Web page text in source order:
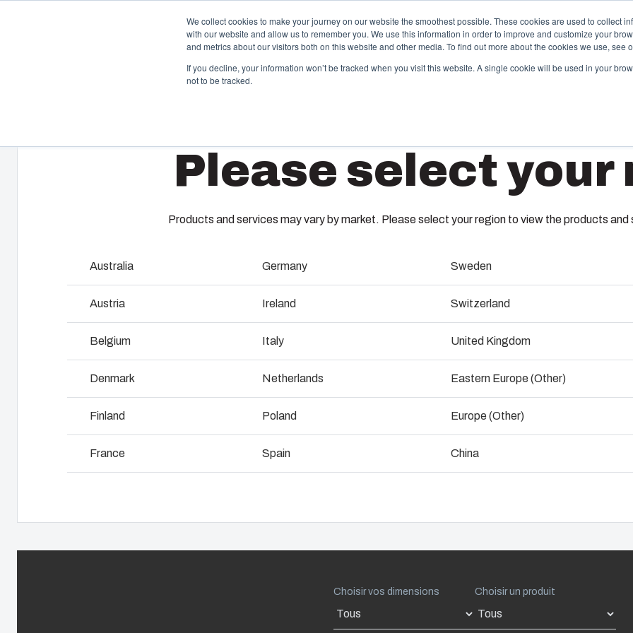
We collect cookies to make your journey on our website the smoothest possible. These cookies are used to collect
with our website and allow us to remember you. We use this information in order to improve and customize your
and metrics about our visitors both on this website and other media. To find out more about the cookies we use, see
If you decline, your information won’t be tracked when you visit this website. A single cookie will be used in your
not to be tracked.
Offre et servicesPartenaires RessourcesA propos de Fibox
Notre gamme de boîtiers et de coffrets s’adapte à
toutes les situations et à tous les environnements.
Chez Fibox, nos produits sont réputés pour leur
Fibox pour protéger vos innovations.
Recherche de produits
Personnalisation des boîtiers
Pourquoi utilise -t-on le polycarbonate?
A travers ses catalogues, Fibox propose une large
gamme de boîtiers et de coffrets plastiques standard.
En tant que spécialiste de l’injection plastique, Fibox
conception de votre moule, dans la production de vos
Industrialisation et production
Logistique et stockage
Nous
et de
production
Gestion
Please select your
Products and services may vary by market. Please select your region to view the products and
Australia
Austria
Belgium
Denmark
Finland
France
Germany
Ireland
Italy
Netherlands
Poland
Spain
Sweden
Switzerland
United Kingdom
Eastern Europe (Other)
Europe (Other)
China
Aln
rail DIN et divers types de
Les dimensions vont de 66
ALU : IP 66/67/68 ; IK 08 ;
Voir les accessoires
Choisir vos dimensions Choisir un produit